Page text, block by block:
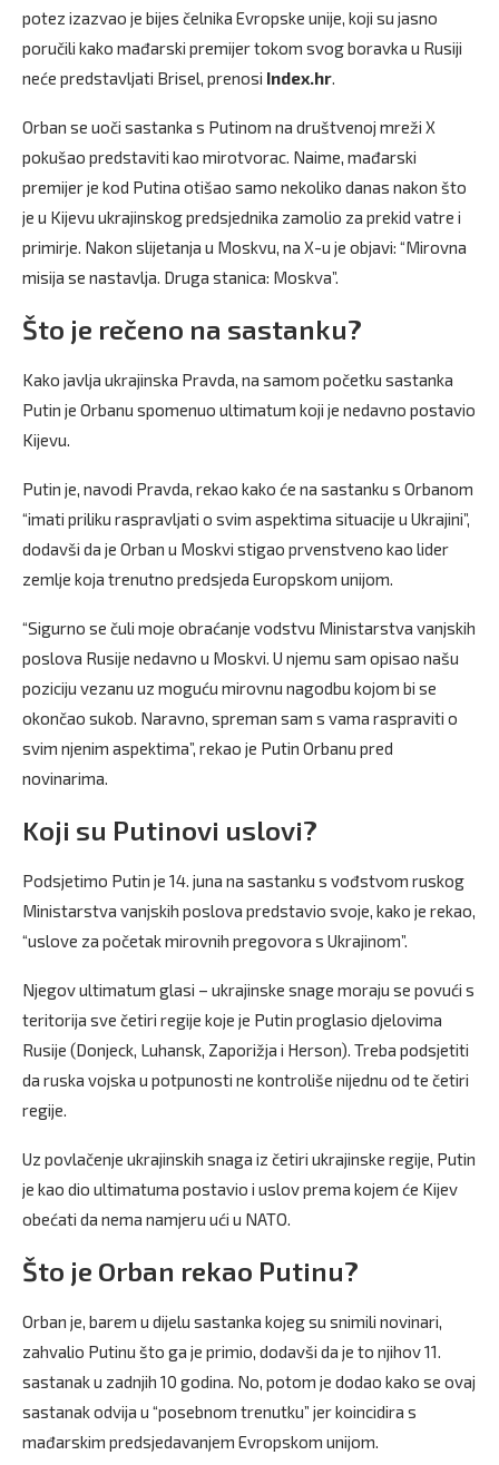
potez izazvao je bijes čelnika Evropske unije, koji su jasno
poručili kako mađarski premijer tokom svog boravka u Rusiji
neće predstavljati Brisel, prenosi Index.hr.
Orban se uoči sastanka s Putinom na društvenoj mreži X
pokušao predstaviti kao mirotvorac. Naime, mađarski
premijer je kod Putina otišao samo nekoliko danas nakon što
je u Kijevu ukrajinskog predsjednika zamolio za prekid vatre i
primirje. Nakon slijetanja u Moskvu, na X-u je objavi: “Mirovna
misija se nastavlja. Druga stanica: Moskva”.
Što je rečeno na sastanku?
Kako javlja ukrajinska Pravda, na samom početku sastanka
Putin je Orbanu spomenuo ultimatum koji je nedavno postavio
Kijevu.
Putin je, navodi Pravda, rekao kako će na sastanku s Orbanom
“imati priliku raspravljati o svim aspektima situacije u Ukrajini”,
dodavši da je Orban u Moskvi stigao prvenstveno kao lider
zemlje koja trenutno predsjeda Europskom unijom.
“Sigurno se čuli moje obraćanje vodstvu Ministarstva vanjskih
poslova Rusije nedavno u Moskvi. U njemu sam opisao našu
poziciju vezanu uz moguću mirovnu nagodbu kojom bi se
okončao sukob. Naravno, spreman sam s vama raspraviti o
svim njenim aspektima”, rekao je Putin Orbanu pred
novinarima.
Koji su Putinovi uslovi?
Podsjetimo Putin je 14. juna na sastanku s vođstvom ruskog
Ministarstva vanjskih poslova predstavio svoje, kako je rekao,
“uslove za početak mirovnih pregovora s Ukrajinom”.
Njegov ultimatum glasi – ukrajinske snage moraju se povući s
teritorija sve četiri regije koje je Putin proglasio djelovima
Rusije (Donjeck, Luhansk, Zaporižja i Herson). Treba podsjetiti
da ruska vojska u potpunosti ne kontroliše nijednu od te četiri
regije.
Uz povlačenje ukrajinskih snaga iz četiri ukrajinske regije, Putin
je kao dio ultimatuma postavio i uslov prema kojem će Kijev
obećati da nema namjeru ući u NATO.
Što je Orban rekao Putinu?
Orban je, barem u dijelu sastanka kojeg su snimili novinari,
zahvalio Putinu što ga je primio, dodavši da je to njihov 11.
sastanak u zadnjih 10 godina. No, potom je dodao kako se ovaj
sastanak odvija u “posebnom trenutku” jer koincidira s
mađarskim predsjedavanjem Evropskom unijom.